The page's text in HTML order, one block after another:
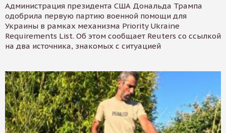
Администрация президента США Дональда Трампа
одобрила первую партию военной помощи для
Украины в рамках механизма Priority Ukraine
Requirements List. Об этом сообщает Reuters со ссылкой
на два источника, знакомых с ситуацией